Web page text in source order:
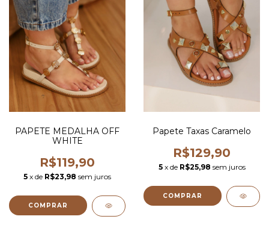
PAPETE MEDALHA OFF
WHITE
R$119,90
5 x de R$23,98 sem juros
COMPRAR
Papete Taxas Caramelo
R$129,90
5 x de R$25,98 sem juros
COMPRAR